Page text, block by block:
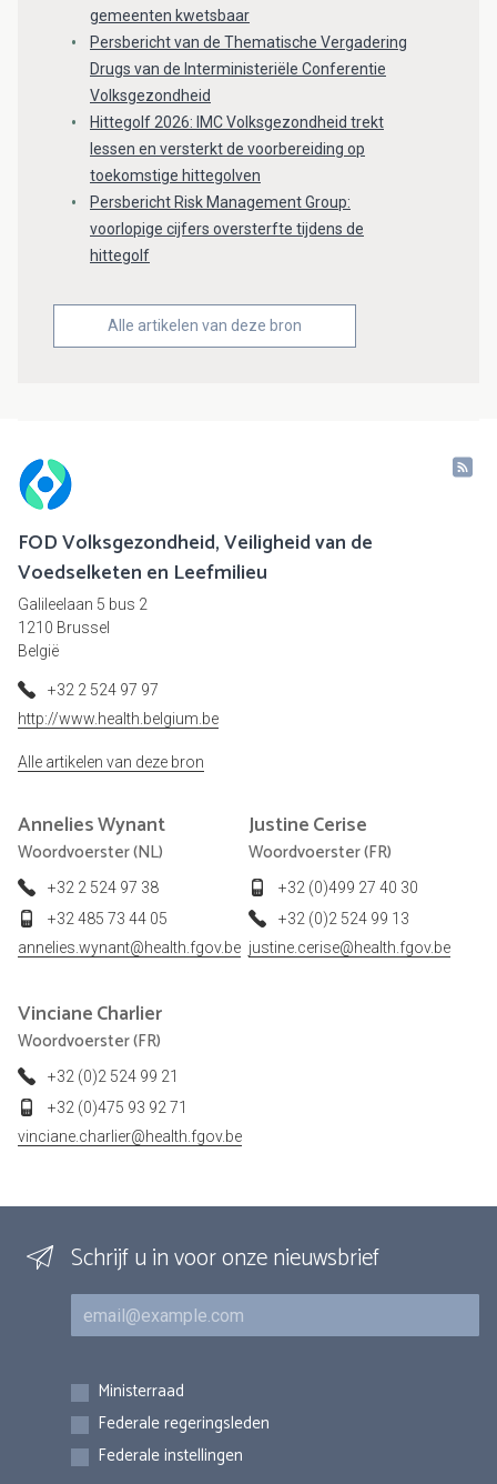
gemeenten kwetsbaar
Persbericht van de Thematische Vergadering
Drugs van de Interministeriële Conferentie
Volksgezondheid
Hittegolf 2026: IMC Volksgezondheid trekt
lessen en versterkt de voorbereiding op
toekomstige hittegolven
Persbericht Risk Management Group:
voorlopige cijfers oversterfte tijdens de
hittegolf
Alle artikelen van deze bron
FOD Volksgezondheid, Veiligheid van de
Voedselketen en Leefmilieu
Galileelaan 5 bus 2
1210 Brussel
België
+32 2 524 97 97
http://www.health.belgium.be
Alle artikelen van deze bron
AnneliesWynant
Woordvoerster (NL)
+32 2 524 97 38
+32 485 73 44 05
annelies.wynant@health.fgov.be
JustineCerise
Woordvoerster (FR)
+32 (0)499 27 40 30
+32 (0)2 524 99 13
justine.cerise@health.fgov.be
VincianeCharlier
Woordvoerster (FR)
+32 (0)2 524 99 21
+32 (0)475 93 92 71
vinciane.charlier@health.fgov.be
Schrijf u in voor onze nieuwsbrief
E-mail
Inschrijvingen
Ministerraad
Federale regeringsleden
Federale instellingen